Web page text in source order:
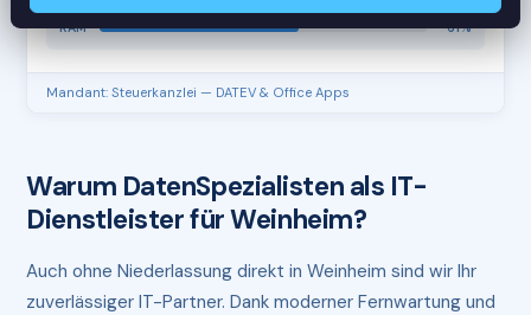
RAM
61%
Mandant: Steuerkanzlei — DATEV & Office Apps
Warum DatenSpezialisten als IT-
Dienstleister für Weinheim?
Auch ohne Niederlassung direkt in Weinheim sind wir Ihr
zuverlässiger IT-Partner. Dank moderner Fernwartung und